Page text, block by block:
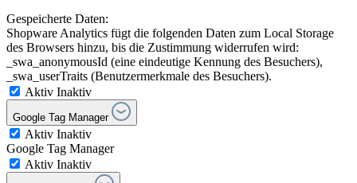
Gespeicherte Daten:
Shopware Analytics fügt die folgenden Daten zum Local Storage
des Browsers hinzu, bis die Zustimmung widerrufen wird:
_swa_anonymousId (eine eindeutige Kennung des Besuchers),
_swa_userTraits (Benutzermerkmale des Besuchers).
Aktiv Inaktiv
Google Tag Manager
Aktiv Inaktiv
Google Tag Manager
Aktiv Inaktiv